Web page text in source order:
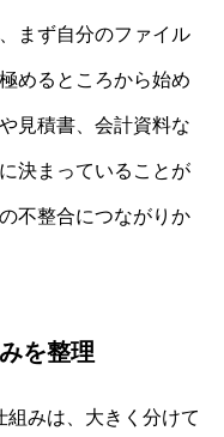
まず自分のファイル
めるところから始め
見積書、会計資料な
決まっていることが
不整合につながりか
を整理
みは、大きく分けて